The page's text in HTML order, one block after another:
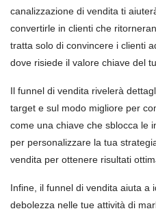
canalizzazione di vendita ti aiuter
convertirle in clienti che
tratta solo di convincere i clienti
dove risiede il valore chiave del
Il funnel di vendita rivelerà
target e sul modo migliore per
come una chiave che sblocca le
per personalizzare la tua
vendita per ottenere risultati
Infine, il funnel di vendita aiuta a
debolezza nelle tue attività di